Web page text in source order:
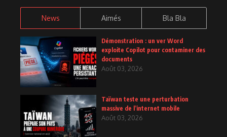
News Aimés Bla Bla
Démonstration : un ver Word
exploite Copilot pour contaminer des
documents
Août 03, 2026
Taïwan teste une perturbation
massive de l’internet mobile
Août 03, 2026